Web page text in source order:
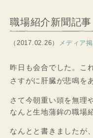
職場紹介新聞記事
（2017.02.26） メディア
昨日も会合でした。こ
さすがに肝臓が悲鳴を
さて今朝重い頭を無理
なんと生地蒲鉾の職場
なんとと書きましたが